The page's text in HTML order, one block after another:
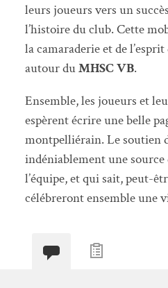
leurs joueurs vers un
l’histoire du club. Cette
la camaraderie et de
autour duMHSC VB.
Ensemble, les joueurs et
espèrent écrire une belle
montpelliérain. Le soutien
indéniablement une
l’équipe, et qui sait, peut-
célébreront ensemble une